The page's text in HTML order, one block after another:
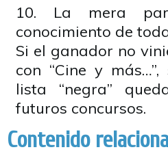
La mera
conocimiento de
Si el ganador no
con “Cine y
lista “negra”
futuros concursos.
Contenido